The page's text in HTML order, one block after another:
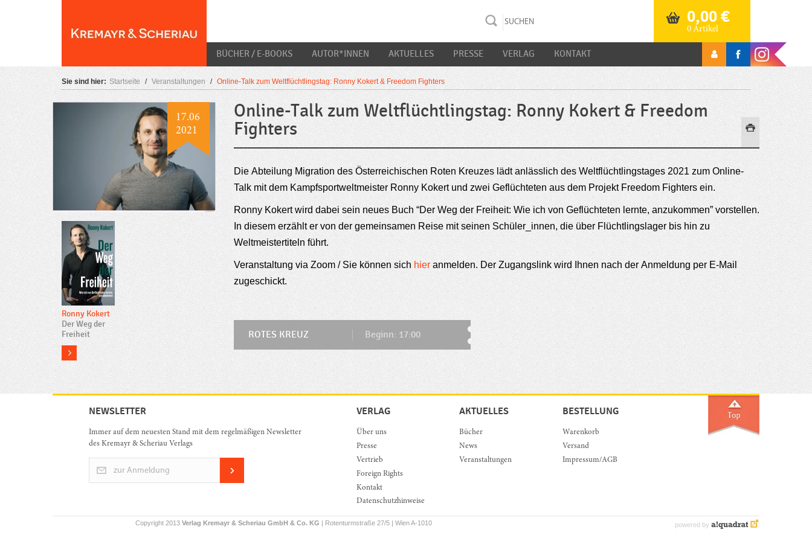
0,00€
0 Artikel
BÜCHER / E-BOOKS AUTOR*INNEN AKTUELLES PRESSE VERLAG KONTAKT
Sie sind hier: Startseite / Veranstaltungen / Online-Talk zum Weltflüchtlingstag: Ronny Kokert & Freedom Fighters
17.06
2021
Ronny Kokert
Der Weg der
Freiheit
more
Online-Talk zum Weltflüchtlingstag: Ronny Kokert & Freedom
Fighters
Die Abteilung Migration des Österreichischen Roten Kreuzes lädt anlässlich des Weltflüchtlingstages 2021 zum Online-
Talk mit dem Kampfsportweltmeister Ronny Kokert und zwei Geflüchteten aus dem Projekt Freedom Fighters ein.
Ronny Kokert wird dabei sein neues Buch “Der Weg der Freiheit: Wie ich von Geflüchteten lernte, anzukommen” vorstellen.
In diesem erzählt er von der gemeinsamen Reise mit seinen Schüler_innen, die über Flüchtlingslager bis hin zu
Weltmeistertiteln führt.
Veranstaltung via Zoom / Sie können sichhieranmelden. Der Zugangslink wird Ihnen nach der Anmeldung per E-Mail
zugeschickt.
ROTES KREUZ Beginn: 17:00
VERLAG
Über uns
Presse
Vertrieb
Foreign Rights
Kontakt
Datenschutzhinweise
AKTUELLES
Bücher
News
Veranstaltungen
BESTELLUNG
Warenkorb
Versand
Impressum/AGB
NEWSLETTER
Immer auf dem neuesten Stand mit dem regelmäßigen Newsletter
des Kremayr & Scheriau Verlags
zur Anmeldung
Copyright 2013 Verlag Kremayr & Scheriau GmbH & Co. KG | Rotenturmstraße 27/5 | Wien A-1010 powered by